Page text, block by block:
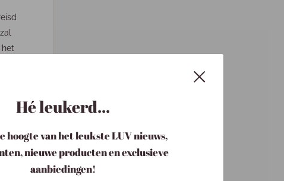
Hé leukerd...
hoogte van het leukste LUV nieuws,
nieuwe producten en exclusieve
aanbiedingen!
en
speelt